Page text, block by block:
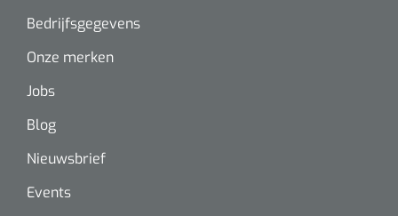
Bedrijfsgegevens
Onze merken
Jobs
Blog
Nieuwsbrief
Events